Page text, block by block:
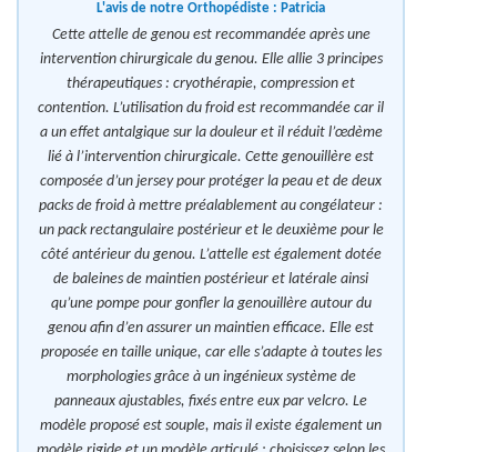
L'avis de notre Orthopédiste : Patricia
Cette attelle de genou est recommandée après une
intervention chirurgicale du genou. Elle allie 3 principes
thérapeutiques : cryothérapie, compression et
contention. L’utilisation du froid est recommandée car il
a un effet antalgique sur la douleur et il réduit l’œdème
lié à l’intervention chirurgicale. Cette genouillère est
composée d’un jersey pour protéger la peau et de deux
packs de froid à mettre préalablement au congélateur :
un pack rectangulaire postérieur et le deuxième pour le
côté antérieur du genou. L’attelle est également dotée
de baleines de maintien postérieur et latérale ainsi
qu’une pompe pour gonfler la genouillère autour du
genou afin d’en assurer un maintien efficace. Elle est
proposée en taille unique, car elle s’adapte à toutes les
morphologies grâce à un ingénieux système de
panneaux ajustables, fixés entre eux par velcro. Le
modèle proposé est souple, mais il existe également un